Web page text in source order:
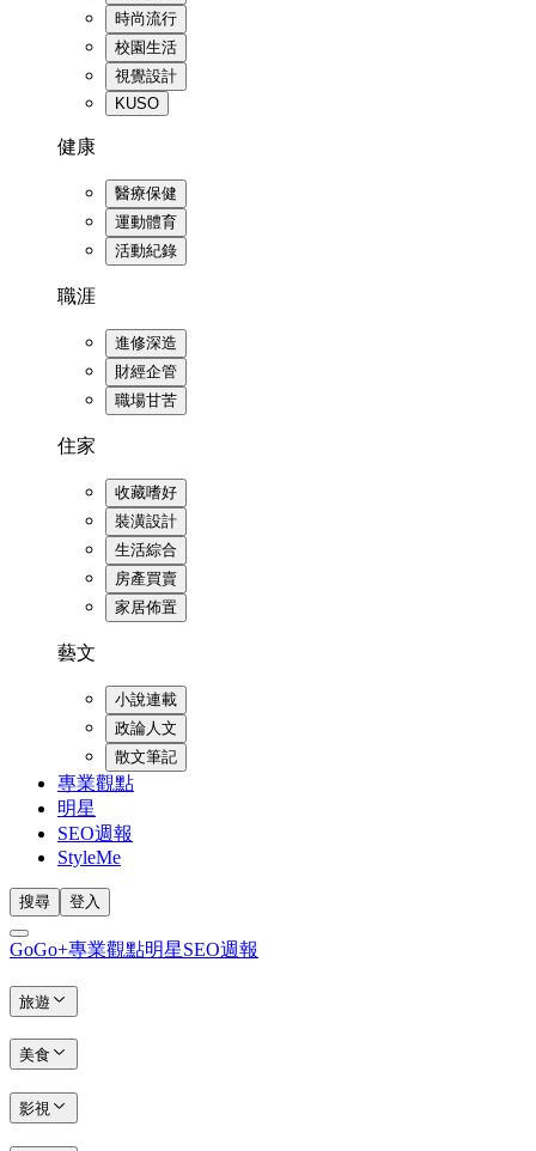
時尚流行
校園生活
視覺設計
KUSO
健康
醫療保健
運動體育
活動紀錄
職涯
進修深造
財經企管
職場甘苦
住家
收藏嗜好
裝潢設計
生活綜合
房產買賣
家居佈置
藝文
小說連載
政論人文
散文筆記
專業觀點
明星
SEO週報
StyleMe
搜尋 登入
GoGo+專業觀點明星SEO週報
旅遊
美食
影視